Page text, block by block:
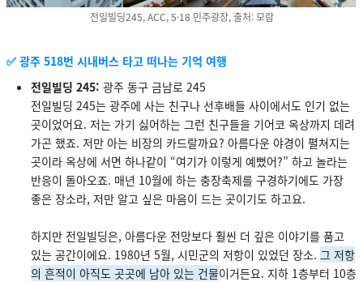
전일빌딩245, ACC, 5·18 민주광장, 출처: 모람
✅ 광주 518번 시내버스 타고 떠나는 기억 여행
전일빌딩 245: 광주 동구 금남로 245
전일빌딩 245는 광주에 사는 친구나 선후배들 사이에서도 인기 없는
곳이었어요. 저는 가기 싫어하는 그런 친구들을 기어코 옥상까지 데려
가곤 했죠. 저만 아는 비장의 카드랄까요? 아름다운 야경이 펼쳐지는
곳이라 옥상에 서면 하나같이 “여기가 이렇게 예뻤어?” 하고 놀라는
반응이 돌아오죠. 매년 10월에 하는 충장축제를 구경하기에도 가장
좋은 장소라, 저만 알고 싶은 마음이 드는 곳이기도 하고요.
하지만 전일빌딩은, 아름다운 전망보다 훨씬 더 깊은 이야기를 품고
있는 공간이에요. 1980년 5월, 시민군의 저항이 있었던 장소. 그 저항
의 흔적이 아직도 곳곳에 남아 있는 건물이거든요. 지하 1층부터 10층